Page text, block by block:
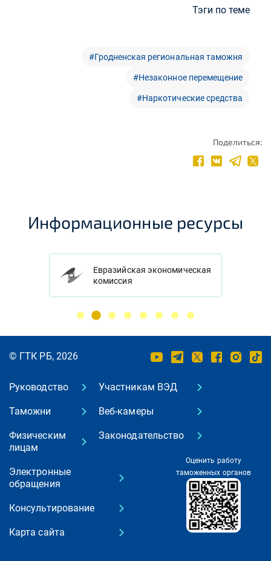
Тэги по теме
#Гродненская региональная таможня
#Незаконное перемещение
#Наркотические средства
Поделиться:
Информационные ресурсы
Евразийская экономическая
комиссия
© ГТК РБ, 2026
Руководство
Таможни
Физическим
лицам
Участникам ВЭД
Веб-камеры
Законодательство
Электронные
обращения
Консультирование
Карта сайта
Оценить работу
таможенных органов